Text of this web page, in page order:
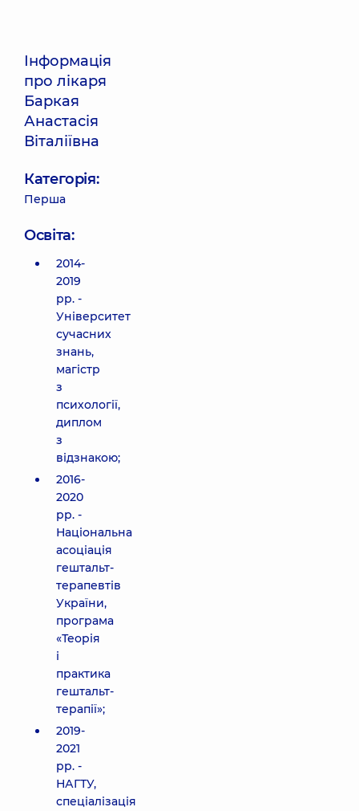
Інформація
про лікаря
Баркая
Анастасія
Віталіївна
Категорія:
Перша
Освіта:
2014-
2019
рр. -
Університет
сучасних
знань,
магістр
з
психології,
диплом
з
відзнакою;
2016-
2020
рр. -
Національна
асоціація
гештальт-
терапевтів
України,
програма
«Теорія
і
практика
гештальт-
терапії»;
2019-
2021
рр. -
НАГТУ,
спеціалізація